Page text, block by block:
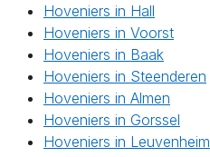
Hoveniers in Hall
Hoveniers in Voorst
Hoveniers in Baak
Hoveniers in Steenderen
Hoveniers in Almen
Hoveniers in Gorssel
Hoveniers in Leuvenheim